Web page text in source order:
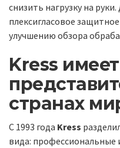
снизить нагрузку на
плексигласовое
улучшению обзора
Kress имеет
странах
С 1993 года Kress
вида: профессиональные